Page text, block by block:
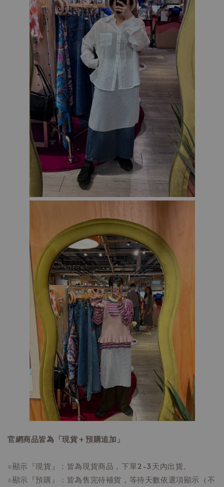
官網商品皆為「現貨＋預購追加」
⟐顯示『現貨』：皆為現貨商品，下單2-3天內出貨。
⟐顯示『預購』：皆為售完待補貨，等待天數依選項顯示（不